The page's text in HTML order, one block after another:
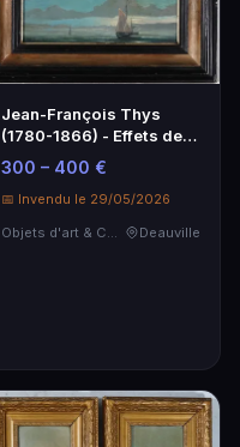
Jean-François Thys
(1780-1866) - Effets de
lumière à l'aube -
Tableau d'art
300 – 400 €
📅 Invendu le 29/05/2026
Objets d'art & Curiosités
Deauville